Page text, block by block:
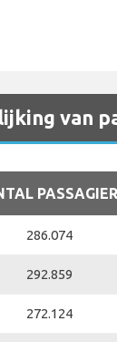
van
286.074
292.859
272.124